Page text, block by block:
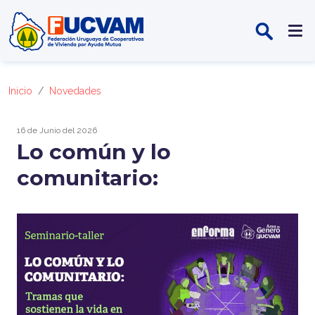
Inicio Novedades
16 de Junio del 2026
Lo común y lo
comunitario: